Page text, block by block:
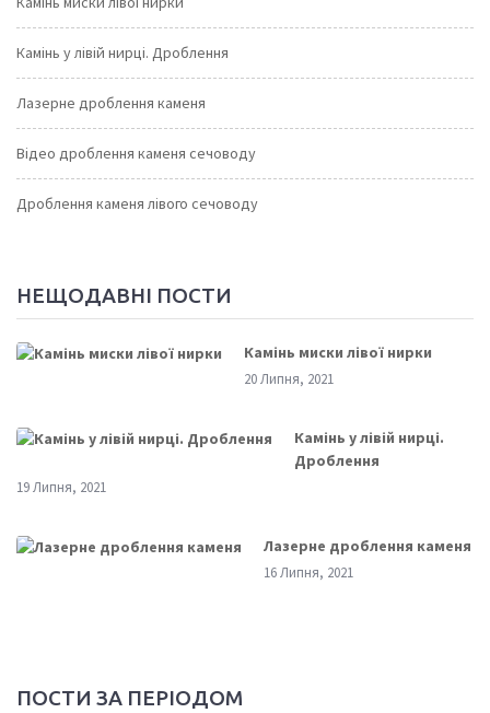
Камінь у лівій нирці. Дроблення
Лазерне дроблення каменя
Відео дроблення каменя сечоводу
Дроблення каменя лівого сечоводу
НЕЩОДАВНІ ПОСТИ
Камінь миски лівої нирки
20 Липня, 2021
Камінь у лівій нирці.
Дроблення
19 Липня, 2021
Лазерне дроблення каменя
16 Липня, 2021
ПОСТИ ЗА ПЕРІОДОМ